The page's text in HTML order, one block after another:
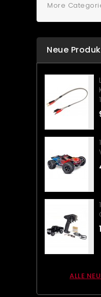
More
Neue
ALLE